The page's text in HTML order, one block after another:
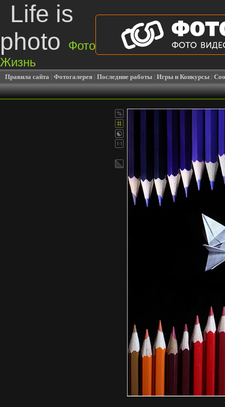
Life is
photo
Фото
Жизнь
Правила сайта | Фотогалерея | Последние работы | Игры и Конкурсы |